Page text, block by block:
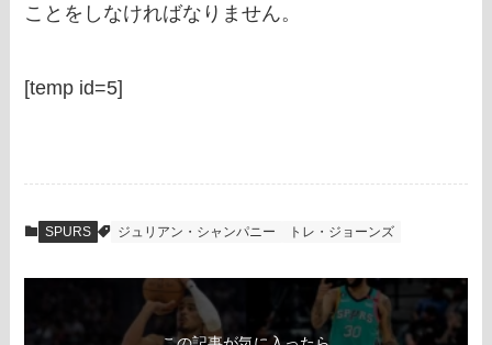
ことをしなければなりません。
[temp id=5]
SPURS ジュリアン・シャンパニー トレ・ジョーンズ